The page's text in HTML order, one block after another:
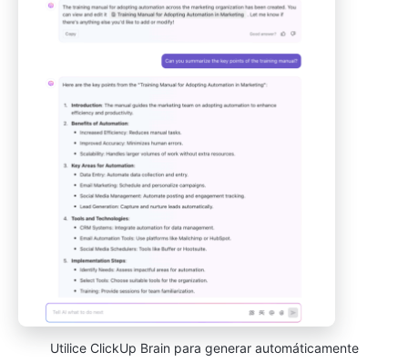
Utilice ClickUp Brain para generar automáticamente